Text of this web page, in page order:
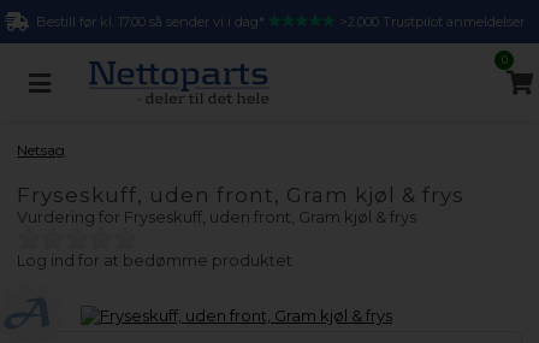
Bestill før kl. 17.00 så sender vi i dag* >2.000 Trustpilot anmeldelser
0
Netsag
Fryseskuff, uden front, Gram kjøl & frys
Vurdering for Fryseskuff, uden front, Gram kjøl & frys
Log ind for at bedømme produktet